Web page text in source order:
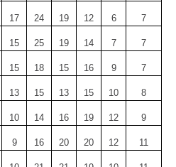
17 24 19 12 6 7
15 25 19 14 7 7
15 18 15 16 9 7
13 15 13 15 10 8
10 14 16 19 12 9
9 16 20 20 12 11